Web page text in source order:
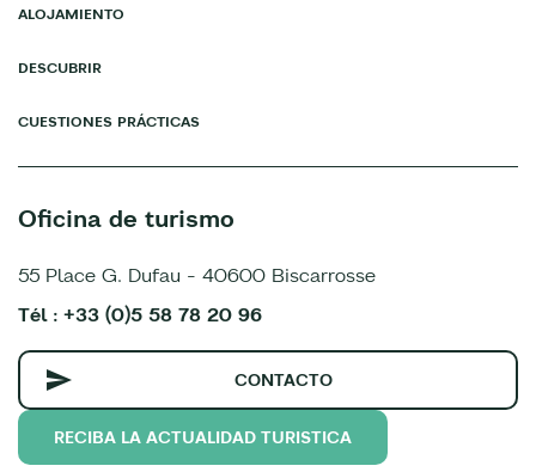
ALOJAMIENTO
DESCUBRIR
CUESTIONES PRÁCTICAS
Oficina de turismo
55 Place G. Dufau - 40600 Biscarrosse
Tél : +33 (0)5 58 78 20 96
CONTACTO
RECIBA LA ACTUALIDAD TURISTICA